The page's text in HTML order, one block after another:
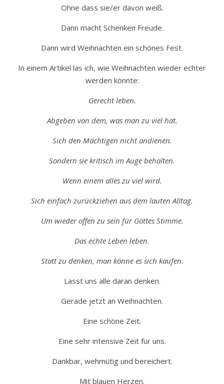
Ohne dass sie/er davon weiß.
Dann macht Schenken Freude.
Dann wird Weihnachten ein schönes Fest.
In einem Artikel las ich, wie Weihnachten wieder echter
werden könnte:
Gerecht leben.
Abgeben von dem, was man zu viel hat.
Sich den Mächtigen nicht andienen.
Sondern sie kritisch im Auge behalten.
Wenn einem alles zu viel wird.
Sich einfach zurückziehen aus dem lauten Alltag.
Um wieder offen zu sein für Gottes Stimme.
Das echte Leben leben.
Statt zu denken, man könne es sich kaufen.
Lasst uns alle daran denken.
Gerade jetzt an Weihnachten.
Eine schöne Zeit.
Eine sehr intensive Zeit für uns.
Dankbar, wehmütig und bereichert.
Mit blauen Herzen.